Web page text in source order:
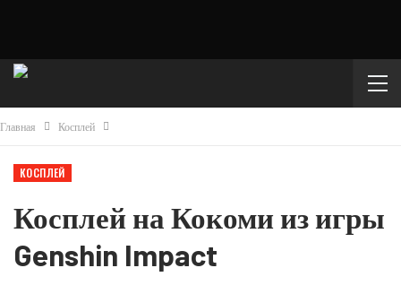
Главная Косплей
КОСПЛЕЙ
Косплей на Кокоми из игры
Genshin Impact